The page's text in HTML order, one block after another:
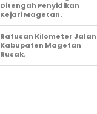
Ditengah Penyidikan
Kejari Magetan.
Ratusan Kilometer Jalan
Kabupaten Magetan
Rusak.